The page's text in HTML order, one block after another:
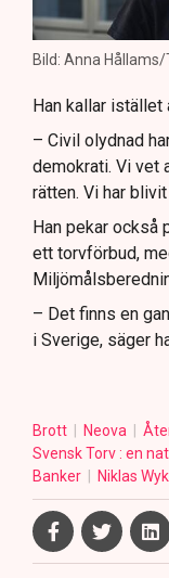
Bild: Anna
Han kallar istället
– Civil olydnad
demokrati. Vi vet
rätten. Vi har
Han pekar
ett torvförbud,
– Det finns en
i Sverige, säger
Brott Neova
Svensk Torv : en
Banker
Niklas